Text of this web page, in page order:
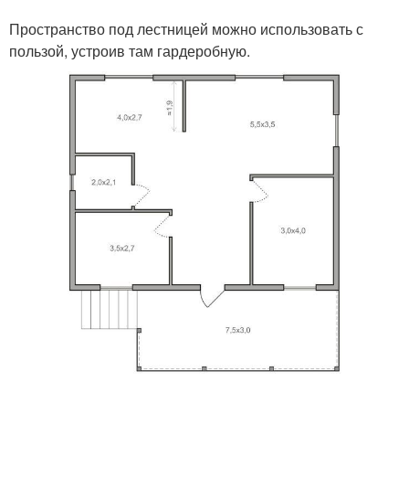
Пространство под лестницей можно использовать с
пользой, устроив там гардеробную.